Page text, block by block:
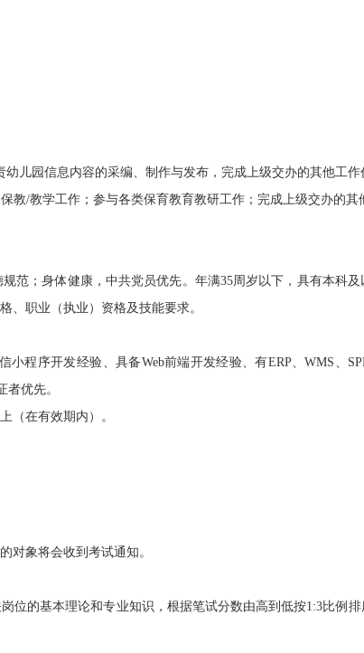
园信息内容的采编、制作与发布，完成上级交办的其他工作
/教学工作；参与各类保育教育教研工作；完成上级交办的其
；身体健康，中共党员优先。年满35周岁以下，具有本科及
、职业（执业）资格及技能要求。
序开发经验、具备Web前端开发经验、有ERP、WMS、
优先。
在有效期内）。
象将会收到考试通知。
的基本理论和专业知识，根据笔试分数由高到低按1:3比例排